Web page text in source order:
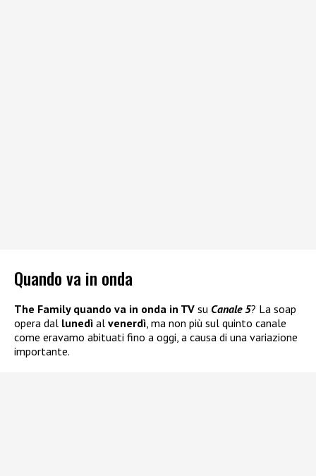
Quando va in onda
The Family quando va in onda in TV su Canale 5? La soap
opera dal lunedì al venerdì, ma non più sul quinto canale
come eravamo abituati fino a oggi, a causa di una variazione
importante.